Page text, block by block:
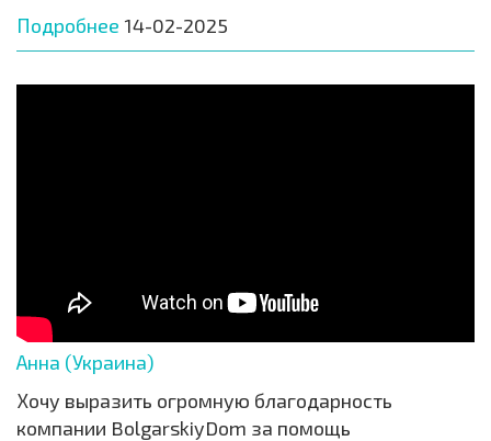
Подробнее 14-02-2025
Анна (Украина)
Хочу выразить огромную благодарность
компании BolgarskiyDom за помощь